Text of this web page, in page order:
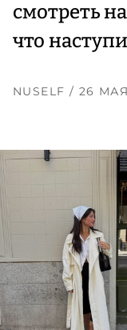
смотреть
что
NUSELF / 26